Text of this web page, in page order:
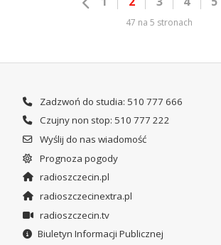
47 na 5 stronach
Zadzwoń do studia: 510 777 666
Czujny non stop: 510 777 222
Wyślij do nas wiadomość
Prognoza pogody
radioszczecin.pl
radioszczecinextra.pl
radioszczecin.tv
Biuletyn Informacji Publicznej